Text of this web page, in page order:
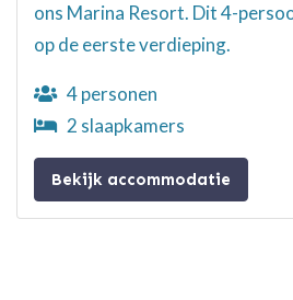
ons Marina Resort. Dit 4-
op de eerste verdieping.
4 personen
2 slaapkamers
Bekijk accommodatie